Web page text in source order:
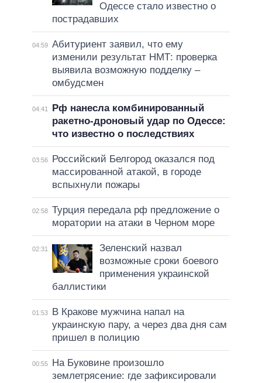
Одессе стало известно о
пострадавших
04:59 Абитуриент заявил, что ему
изменили результат НМТ: проверка
выявила возможную подделку –
омбудсмен
04:41
Рф нанесла комбинированный
ракетно-дроновый удар по Одессе:
что известно о последствиях
03:56
Российский Белгород оказался под
массированной атакой, в городе
вспыхнули пожары
02:58 Турция передала рф предложение о
моратории на атаки в Черном море
02:31
Зеленский назвал
возможные сроки боевого
применения украинской
баллистики
01:53
В Кракове мужчина напал на
украинскую пару, а через два дня сам
пришел в полицию
00:55
На Буковине произошло
землетрясение: где зафиксировали